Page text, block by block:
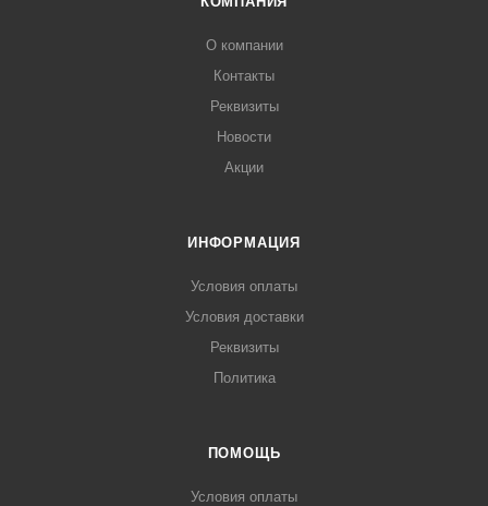
горячих молочных напитков. Благодаря большому
ассортименту кастрюль различного объема и формы вы
можете выбрать удобный вид посуды для приготовления р
О компании
Контакты
Реквизиты
Новости
Акции
ИНФОРМАЦИЯ
Условия оплаты
Условия доставки
Реквизиты
Политика
ПОМОЩЬ
Условия оплаты